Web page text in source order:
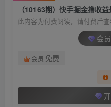
此内容为付费阅读，请付费后
会
会员 免费